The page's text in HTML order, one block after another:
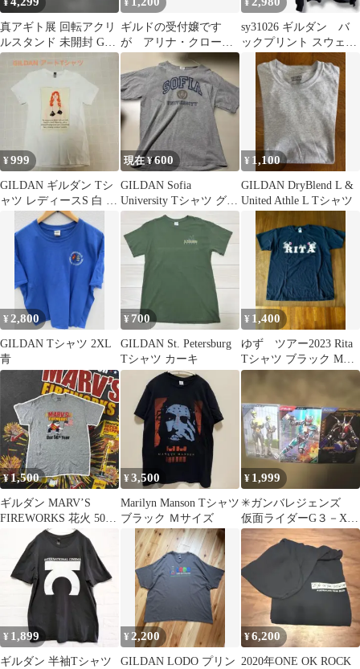
¥
真アギト展 回転アクリ
ルスタンド 未開封 G3-
X ギルス
¥
ギルドの受付嬢です
が アリナ・クローバ
ー フィギュア ギルま
す
¥
sy31026 ギルダン バ
ックプリント スウェッ
トパーカー 黒 ビッグ
¥999
GILDAN ギルダン Tシ
ャツ レディースS 白 ア
ートプリント 個性的
現在 ¥600
GILDAN Sofia
University Tシャツ グレ
ー L
¥ 1,100
GILDAN DryBlend L &
United Athle L Tシャツ
¥2,800
GILDAN Tシャツ 2XL
青
¥ 700
GILDAN St. Petersburg
Tシャツ カーキ
¥ 1,400
ゆず ツアー2023 Rita
Tシャツ ブラック Mサ
イズ
¥1,500
ギルダン MARV’S
FIREWORKS 花火 50周
年 両面プリントTシャ
¥3,500
Marilyn Manson Tシャツ
ブラック Ｍサイズ
¥ 1,999
✳ガンバレジェンズ
仮面ライダーG３－X
仮面ライダーG６ ギ
ル・アギト☆セット
¥ 1,899
ギルダン 半袖Tシャツ
¥ 2,200
GILDAN LODO プリン
¥6,200
2020年ONE OK ROCK